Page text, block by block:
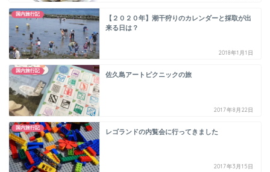
国内旅行記
【２０２０年】潮干狩りのカレンダーと採取が出
来る日は？
2018年1月1日
国内旅行記
佐久島アートピクニックの旅
2017年8月22日
国内旅行記
レゴランドの内覧会に行ってきました
2017年3月15日